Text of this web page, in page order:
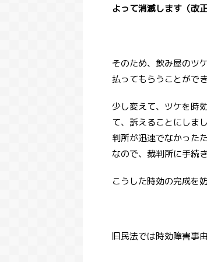
よって消滅します（改
そのため、飲み屋のツ
払ってもらうことがで
少し変えて、ツケを時
て、訴えることにしま
判所が迅速でなかった
なので、裁判所に手続
こうした時効の完成を
旧民法では時効障害事